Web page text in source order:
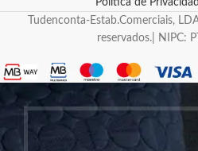
Tudenconta-Estab.Comerciais,
reservados.| NIPC: